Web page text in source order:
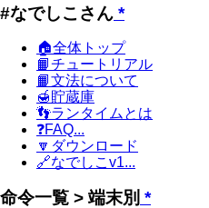
#なでしこさん *
🏠全体トップ
📙チュートリアル
📙文法について
🍯貯蔵庫
👣ランタイムとは
❓FAQ...
🔽ダウンロード
🔗なでしこv1...
命令一覧 > 端末別 *